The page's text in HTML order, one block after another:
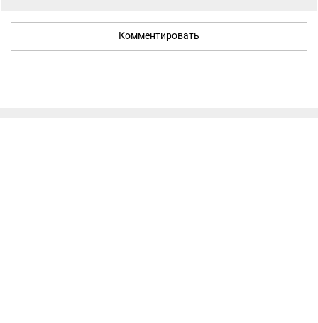
Комментировать